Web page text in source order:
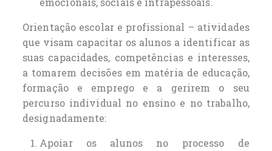
Orientação escolar e profissional – atividades
que visam capacitar os alunos a identificar as
suas capacidades, competências e interesses,
a tomarem decisões em matéria de educação,
formação e emprego e a gerirem o seu
percurso individual no ensino e no trabalho,
designadamente:
Apoiar os alunos no processo de